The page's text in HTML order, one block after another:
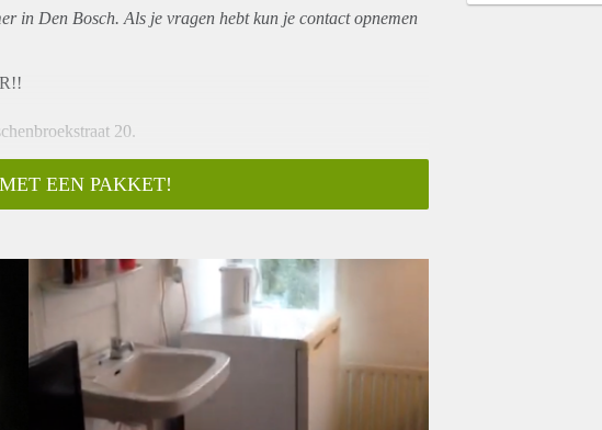
in Den Bosch. Als je vragen hebt kun je contact opnemen
20.
wil komen om te kijken.
EEN PAKKET!